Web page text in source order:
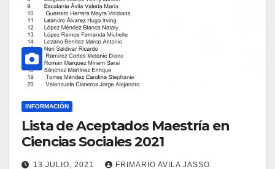
INFORMACIÓN
Lista de Aceptados Maestría en
Ciencias Sociales 2021
13 JULIO, 2021 FRIMARIO AVILA JASSO